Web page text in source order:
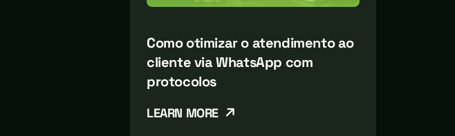
Como otimizar o atendimento ao
cliente via WhatsApp com
protocolos
LEARN MORE